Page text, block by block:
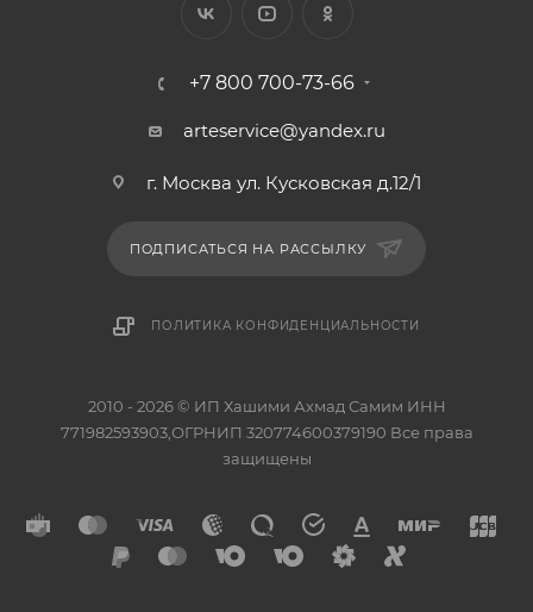
+7 800 700-73-66
arteservice@yandex.ru
г. Москва ул. Кусковская д.12/1
ПОДПИСАТЬСЯ НА РАССЫЛКУ
ПОЛИТИКА КОНФИДЕНЦИАЛЬНОСТИ
2010 - 2026 © ИП Хашими Ахмад Самим ИНН
771982593903,ОГРНИП 320774600379190 Все права
защищены